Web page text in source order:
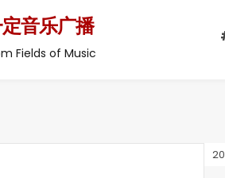
音乐广播
Fields of Music